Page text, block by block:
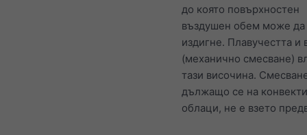
до която повърхностен
въздушен обем може да
издигне. Плавучестта и
(механично смесване)
тази височина.
дължащо се на
облаци, не е взето